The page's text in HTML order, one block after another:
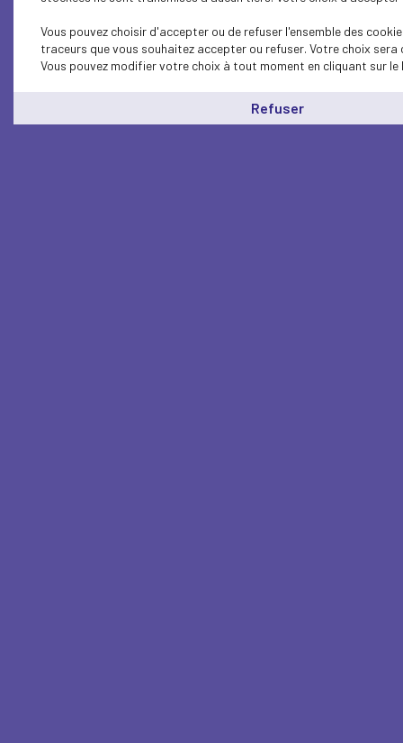
Vous pouvez choisir d'accepter ou de refuser l'ensemble des
traceurs que vous souhaitez accepter ou refuser. Votre choix
Vous pouvez modifier votre choix à tout moment en cliquant sur le
Refuser